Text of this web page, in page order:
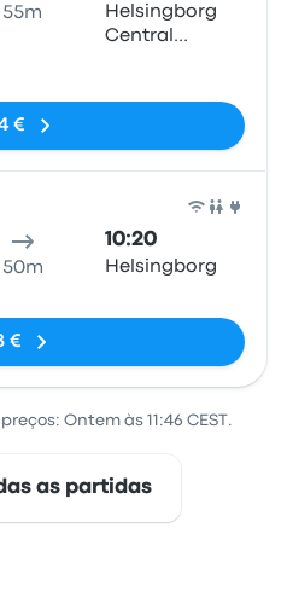
55m
Helsingborg
Central
€
50m
10:20
Helsingborg
€
Ontem às 11:46 CEST.
as partidas